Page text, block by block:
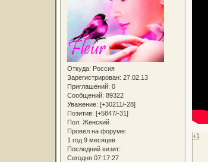
Откуда: Россия
Зарегистрирован: 27.02.13
Приглашений: 0
Сообщений: 89322
Уважение: [+30211/-28]
Позитив: [+5847/-31]
Пол: Женский
Провел на форуме:
1 год 9 месяцев
Последний визит:
Сегодня 07:17:27
+1